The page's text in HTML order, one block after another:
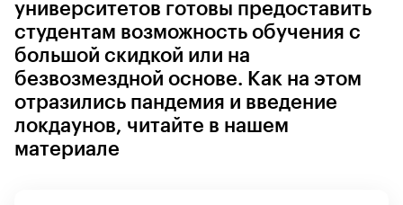
университетов готовы предоставить
студентам возможность обучения с
большой скидкой или на
безвозмездной основе. Как на этом
отразились пандемия и введение
локдаунов, читайте в нашем
материале